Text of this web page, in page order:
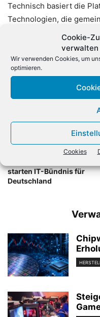
Cookie-
verwalten
Wir verwenden Cookies, um
optimieren.
Cookies
Technisch basiert die
Technologien, die
wurden. Laut Acronis
proprietären
skalierbarer Cloud-
starten IT-Bündnis für
Deutschland